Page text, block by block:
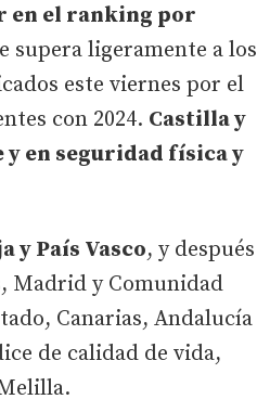
en el ranking por
supera ligeramente a los
este viernes por el
con 2024. Castilla y
y en seguridad física y
y País Vasco, y después
Madrid y Comunidad
Canarias, Andalucía
de calidad de vida,